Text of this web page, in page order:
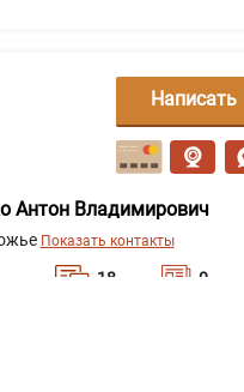
Антон Владимирович
Показать контакты
18 0
Написать
сообщение